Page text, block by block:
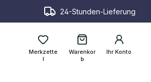
24-Stunden-Lieferung
Merkzette
l
Ihr Konto
Warenkor
b